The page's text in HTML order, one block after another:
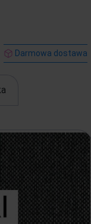
Darmowa dostawa